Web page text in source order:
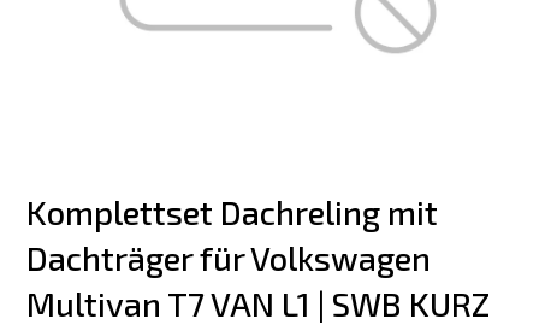
Komplettset Dachreling mit
Dachträger für Volkswagen
Multivan T7 VAN L1 | SWB KURZ